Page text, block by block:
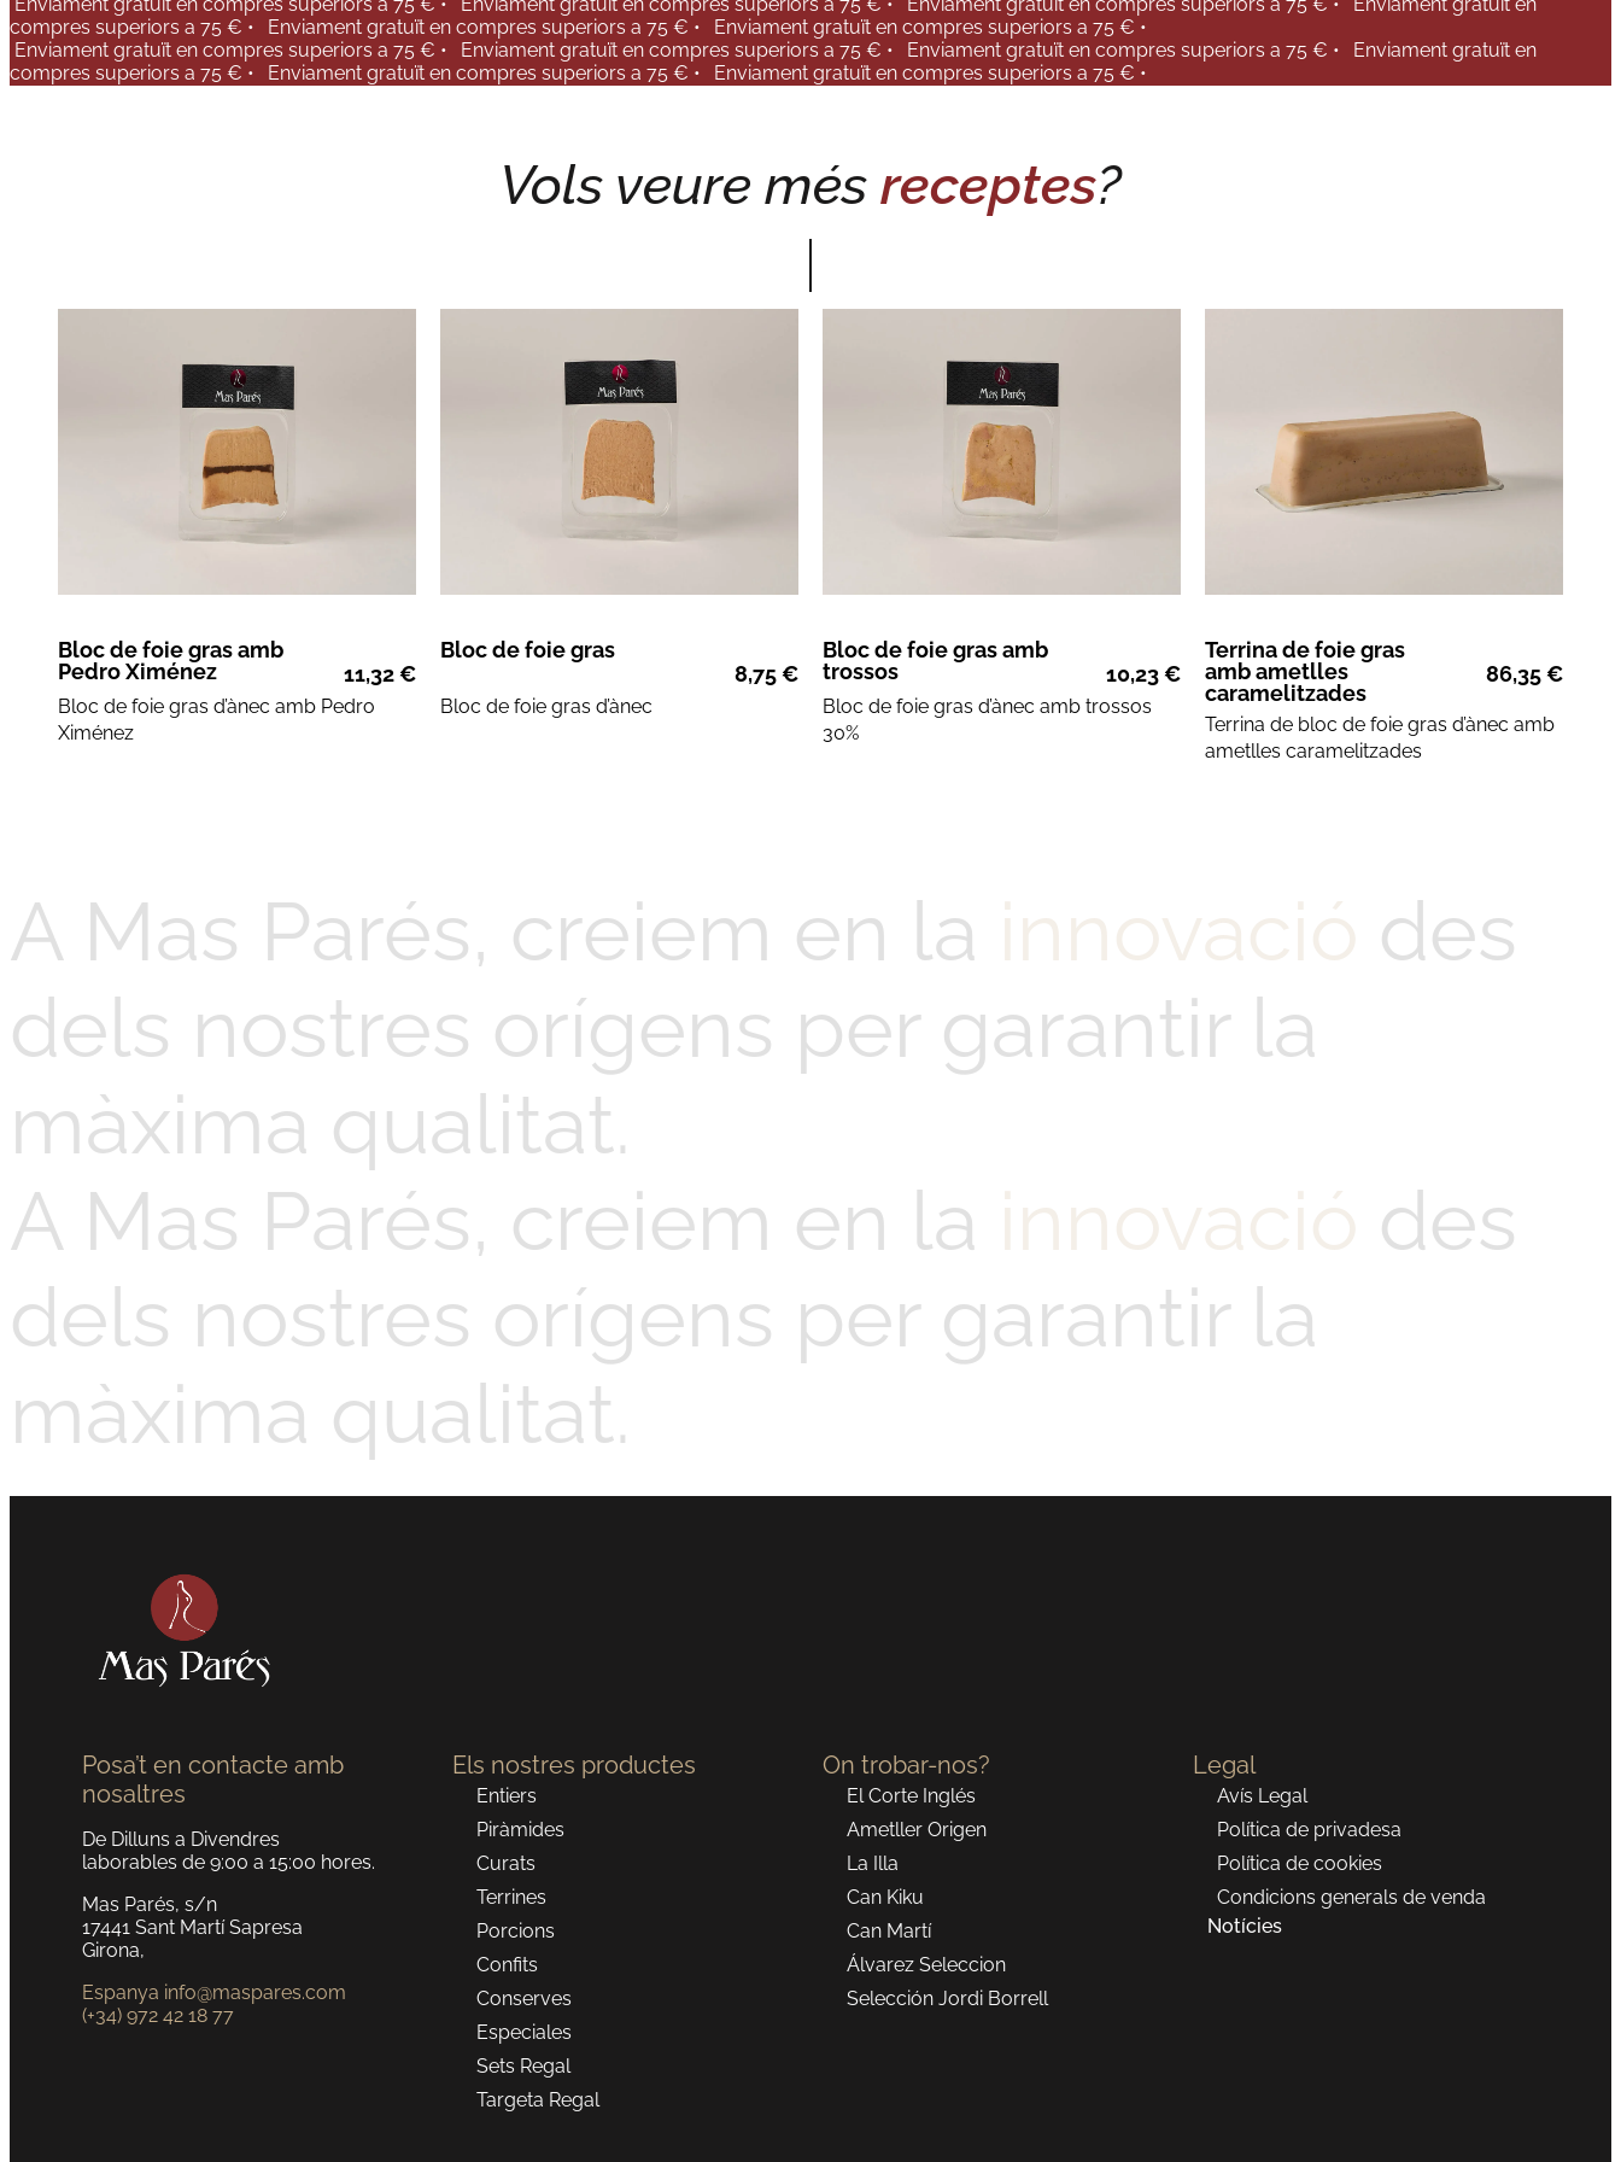
compres superiors a 75 € •
Enviament gratuït en compres superiors a 75 € •
Enviament gratuït en compres superiors a 75 € •
Enviament gratuït en compres superiors a 75 € •
Enviament gratuït en compres superiors a 75 € • Enviament gratuït en compres superiors a 75 € •
Enviament gratuït en
compres superiors a 75 € •
Enviament gratuït en compres superiors a 75 € • Enviament gratuït en compres superiors a 75 € •
Vols veure més receptes?
Bloc de foie gras amb
Pedro Ximénez
11,32€
Bloc de foie gras d’ànec amb Pedro
Ximénez
Bloc de foie gras
8,75€
Bloc de foie gras d’ànec
Bloc de foie gras amb
trossos
10,23€
Bloc de foie gras d’ànec amb trossos
30%
Terrina de foie gras
amb ametlles
caramelitzades
86,35€
Terrina de bloc de foie gras d’ànec amb
ametlles caramelitzades
A Mas Parés, creiem en la
des
dels nostres orígens per garantir la
màxima qualitat.
A Mas Parés, creiem en la
des
dels nostres orígens per garantir la
màxima qualitat.
Posa’t en contacte amb
nosaltres
De Dilluns a Divendres
laborables de 9:00 a 15:00 hores.
Mas Parés, s/n
17441 Sant Martí Sapresa
Girona,
Espanya info@maspares.com
(+34) 972 42 18 77
Els nostres productes
Entiers
Piràmides
Curats
Terrines
Porcions
Confits
Conserves
Especiales
Sets Regal
Targeta Regal
On trobar-nos?
El Corte Inglés
Ametller Origen
La Illa
Can Kiku
Can Martí
Álvarez Seleccion
Selección Jordi Borrell
Legal
Avís Legal
Política de privadesa
Política de cookies
Condicions generals de venda
Notícies